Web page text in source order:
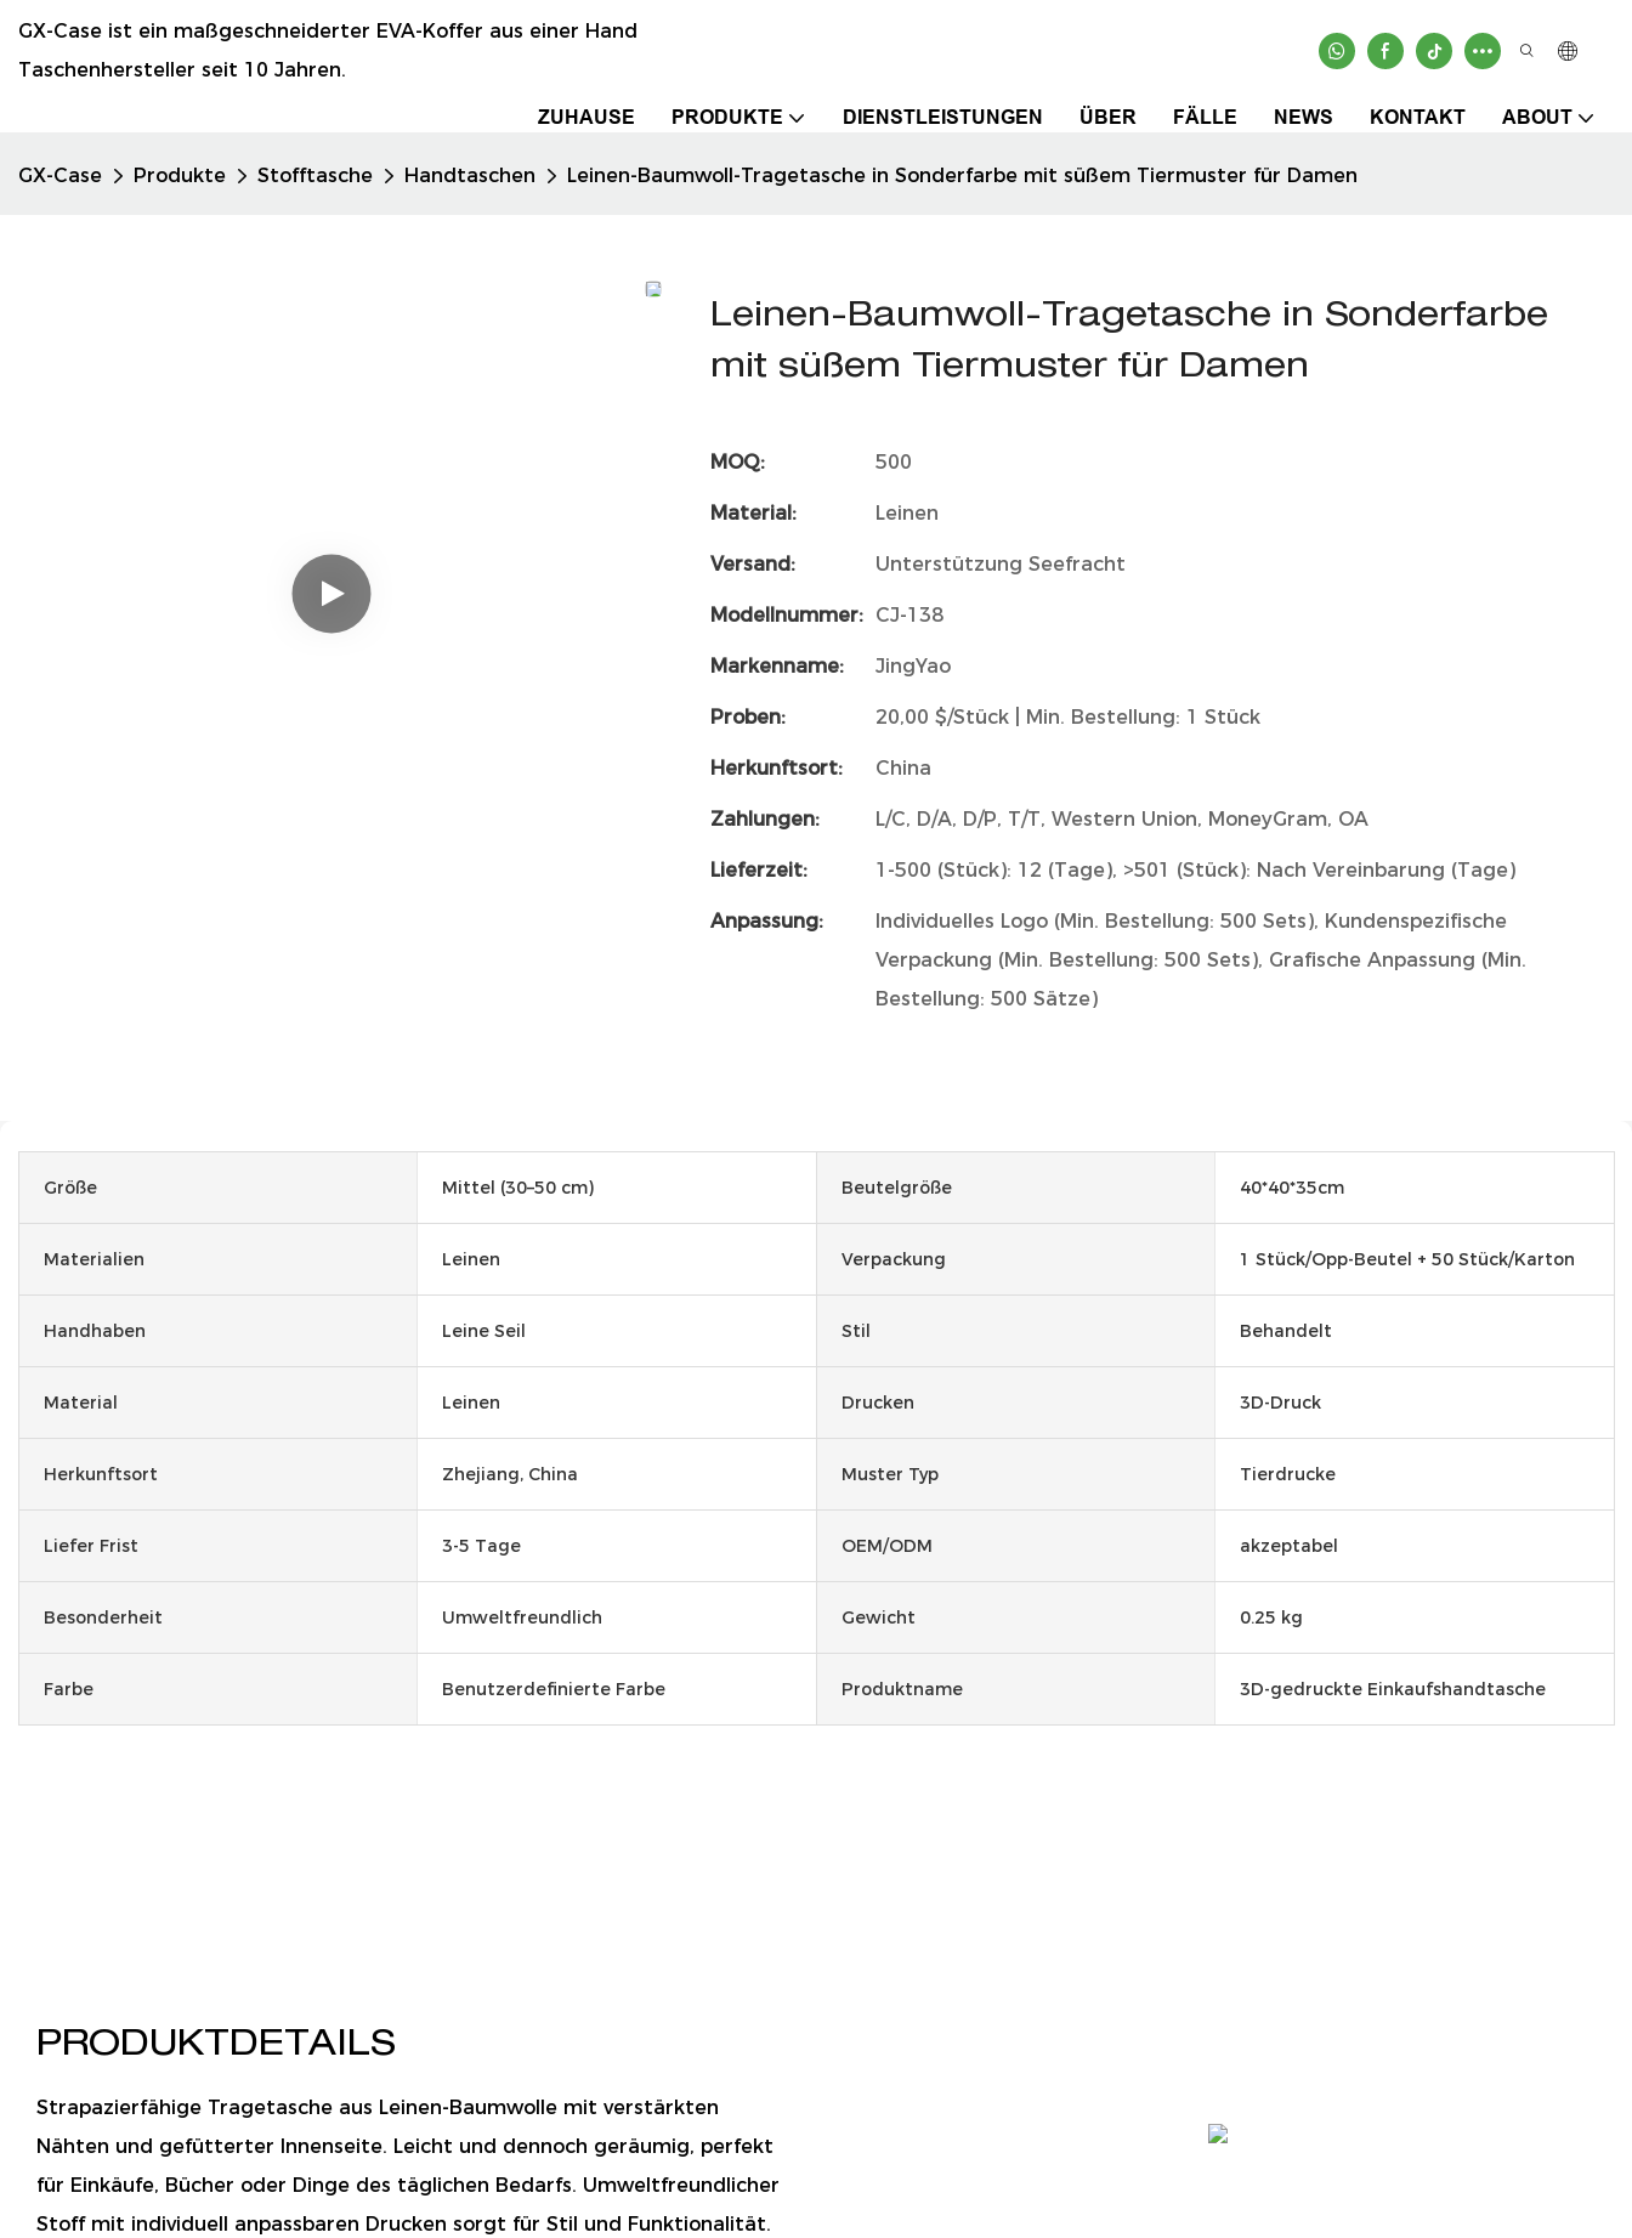
GX-Case ist ein maßgeschneiderter EVA-Koffer aus einer Hand
Taschenhersteller seit 10 Jahren.
ZUHAUSE PRODUKTE DIENSTLEISTUNGEN ÜBER FÄLLE NEWS KONTAKT ABOUT
GX-Case Produkte Stofftasche Handtaschen Leinen-Baumwoll-Tragetasche in Sonderfarbe mit süßem Tiermuster für Damen
Leinen-Baumwoll-Tragetasche in Sonderfarbe
mit süßem Tiermuster für Damen
MOQ: 500
Material: Leinen
Versand: Unterstützung Seefracht
Modellnummer: CJ-138
Markenname: JingYao
Proben: 20,00 $/Stück | Min. Bestellung: 1 Stück
Herkunftsort: China
Zahlungen: L/C, D/A, D/P, T/T, Western Union, MoneyGram, OA
Lieferzeit: 1-500 (Stück): 12 (Tage), >501 (Stück): Nach Vereinbarung (Tage)
Anpassung:
Individuelles Logo (Min. Bestellung: 500 Sets), Kundenspezifische
Verpackung (Min. Bestellung: 500 Sets), Grafische Anpassung (Min.
Bestellung: 500 Sätze)
Größe Mittel (30–50 cm) Beutelgröße 40*40*35cm
Materialien Leinen Verpackung 1 Stück/Opp-Beutel + 50 Stück/Karton
Handhaben Leine Seil Stil Behandelt
Material Leinen Drucken 3D-Druck
Herkunftsort Zhejiang, China Muster Typ Tierdrucke
Liefer Frist 3-5 Tage OEM/ODM akzeptabel
Besonderheit Umweltfreundlich Gewicht 0.25 kg
Farbe Benutzerdefinierte Farbe Produktname 3D-gedruckte Einkaufshandtasche
PRODUKTDETAILS
Strapazierfähige Tragetasche aus Leinen-Baumwolle mit verstärkten
Nähten und gefütterter Innenseite. Leicht und dennoch geräumig, perfekt
für Einkäufe, Bücher oder Dinge des täglichen Bedarfs. Umweltfreundlicher
Stoff mit individuell anpassbaren Drucken sorgt für Stil und Funktionalität.